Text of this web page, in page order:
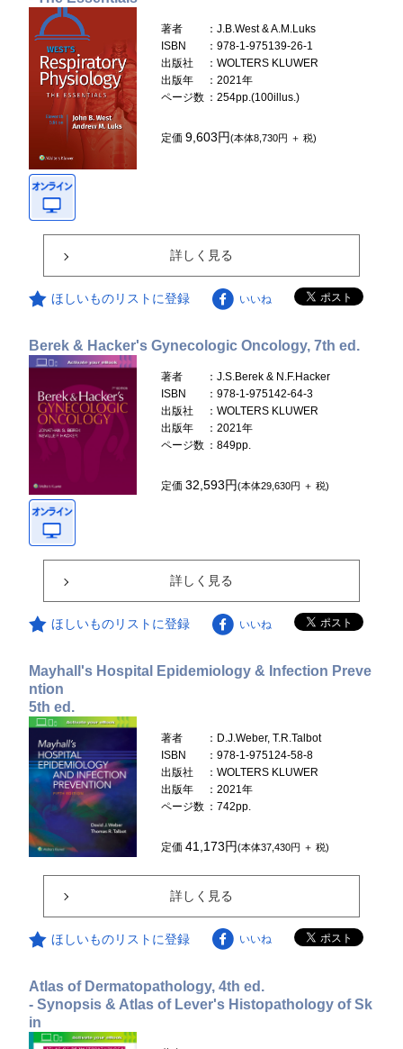
著者
：J.B.West & A.M.Luks
ISBN
：978-1-975139-26-1
出版社
：WOLTERS KLUWER
出版年
：2021年
ページ数 ：254pp.(100illus.)
定価9,603円(本体8,730円 ＋ 税)
詳しく見る
ほしいものリストに登録 いいね
Berek & Hacker's Gynecologic Oncology, 7th ed.
著者
：J.S.Berek & N.F.Hacker
ISBN
：978-1-975142-64-3
出版社
：WOLTERS KLUWER
出版年
：2021年
ページ数 ：849pp.
定価32,593円(本体29,630円 ＋ 税)
詳しく見る
ほしいものリストに登録 いいね
Mayhall's Hospital Epidemiology & Infection Preve
ntion
5th ed.
著者
：D.J.Weber, T.R.Talbot
ISBN
：978-1-975124-58-8
出版社
：WOLTERS KLUWER
出版年
：2021年
ページ数 ：742pp.
定価41,173円(本体37,430円 ＋ 税)
詳しく見る
ほしいものリストに登録 いいね
Atlas of Dermatopathology, 4th ed.
- Synopsis & Atlas of Lever's Histopathology of Sk
in